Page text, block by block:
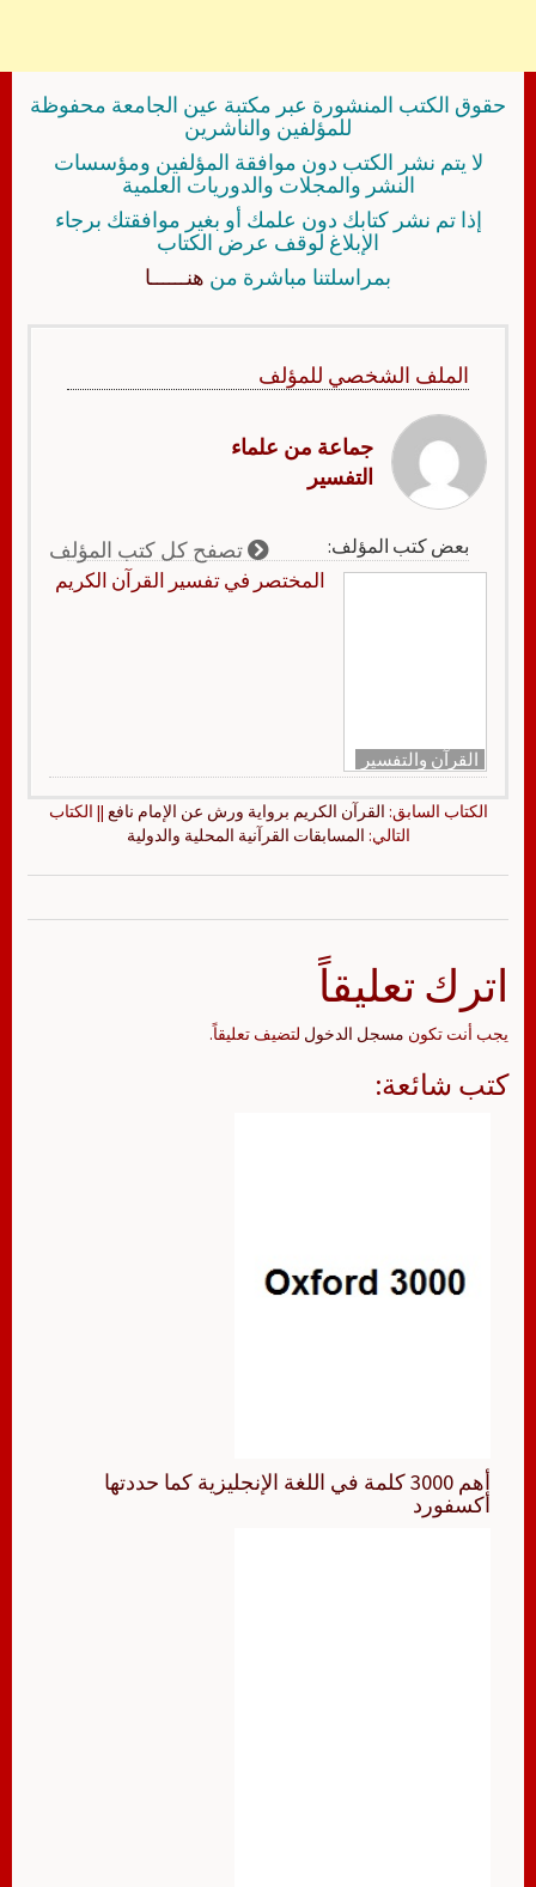
حقوق الكتب المنشورة عبر مكتبة عين الجامعة محفوظة
للمؤلفين والناشرين
لا يتم نشر الكتب دون موافقة المؤلفين ومؤسسات
النشر والمجلات والدوريات العلمية
إذا تم نشر كتابك دون علمك أو بغير موافقتك برجاء
الإبلاغ لوقف عرض الكتاب
بمراسلتنا مباشرة من هنــــــا
الملف الشخصي للمؤلف
جماعة من علماء
التفسير
بعض كتب المؤلف: تصفح كل كتب المؤلف
القرآن والتفسير
المختصر في تفسير القرآن الكريم
الكتاب السابق: القرآن الكريم برواية ورش عن الإمام نافع || الكتاب
التالي: المسابقات القرآنية المحلية والدولية
اترك تعليقاً
يجب أنت تكون مسجل الدخول لتضيف تعليقاً.
كتب شائعة:
أهم 3000 كلمة في اللغة الإنجليزية كما حددتها
أكسفورد